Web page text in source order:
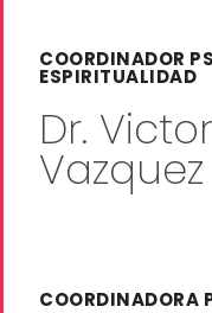
COORDINADOR
ESPIRITUALIDAD
Dr.
COORDINADORA